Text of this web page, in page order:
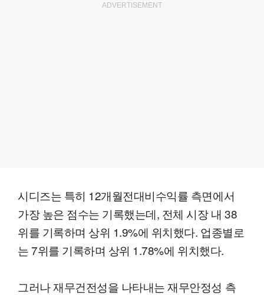
ADVERTISEMENT
시디즈는 특히 12개월전대비수익률 측면에서
가장 높은 점수는 기록했는데, 전체 시장 내 38
위를 기록하며 상위 1.9%에 위치했다. 업종별로
는 7위를 기록하며 상위 1.78%에 위치했다.
그러나 재무건전성을 나타내는 재무안정성 측